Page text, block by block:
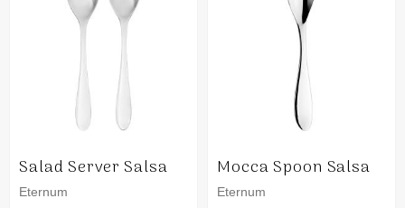
Salad Server Salsa
Eternum
Mocca Spoon Salsa
Eternum